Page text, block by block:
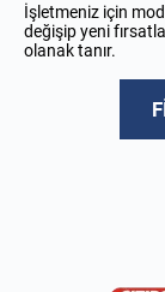
İşletmeniz için
değişip yeni
olanak tanır.